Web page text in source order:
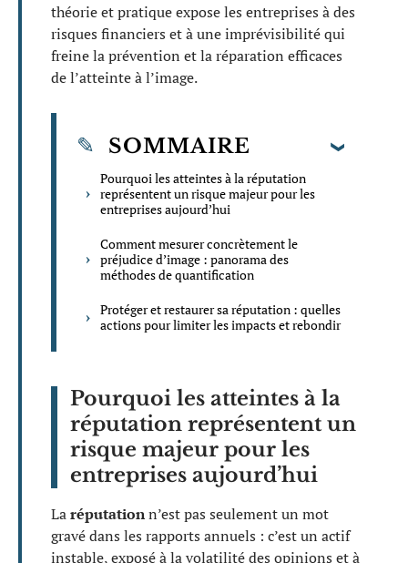
théorie et pratique expose les entreprises à des
risques financiers et à une imprévisibilité qui
freine la prévention et la réparation efficaces
de l’atteinte à l’image.
SOMMAIRE
Pourquoi les atteintes à la réputation
représentent un risque majeur pour les
entreprises aujourd’hui
Comment mesurer concrètement le
préjudice d’image : panorama des
méthodes de quantification
Protéger et restaurer sa réputation : quelles
actions pour limiter les impacts et rebondir
Pourquoi les atteintes à la
réputation représentent un
risque majeur pour les
entreprises aujourd’hui
Laréputationn’est pas seulement un mot
gravé dans les rapports annuels : c’est un actif
instable, exposé à la volatilité des opinions et à